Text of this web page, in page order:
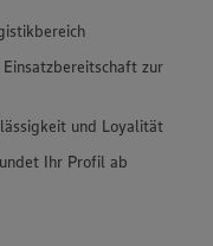
zur
und Loyalität
Ihr Profil ab